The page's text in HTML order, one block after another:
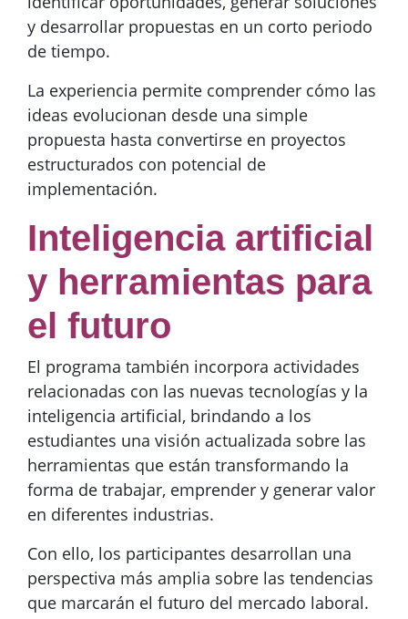
y desarrollar propuestas en un corto periodo
de tiempo.
La experiencia permite comprender cómo las
ideas evolucionan desde una simple
propuesta hasta convertirse en proyectos
estructurados con potencial de
implementación.
Inteligencia artificial
y herramientas para
el futuro
El programa también incorpora actividades
relacionadas con las nuevas tecnologías y la
inteligencia artificial, brindando a los
estudiantes una visión actualizada sobre las
herramientas que están transformando la
forma de trabajar, emprender y generar valor
en diferentes industrias.
Con ello, los participantes desarrollan una
perspectiva más amplia sobre las tendencias
que marcarán el futuro del mercado laboral.